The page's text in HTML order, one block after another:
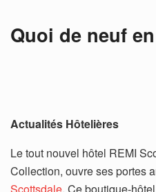
Quoi de neuf
Actualités Hôtelières
Le tout nouvel hôtel REMI
Collection, ouvre ses portes